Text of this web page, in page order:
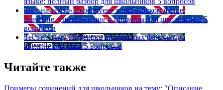
Тест на тему «To be given» в английском языке:
значение, употребление и примеры для школьников 5
вопросов
Тест на тему Подборка интересных фактов про
английский язык 5 вопросов
Читайте также
Примеры сочинений для школьников на тему: "Описание